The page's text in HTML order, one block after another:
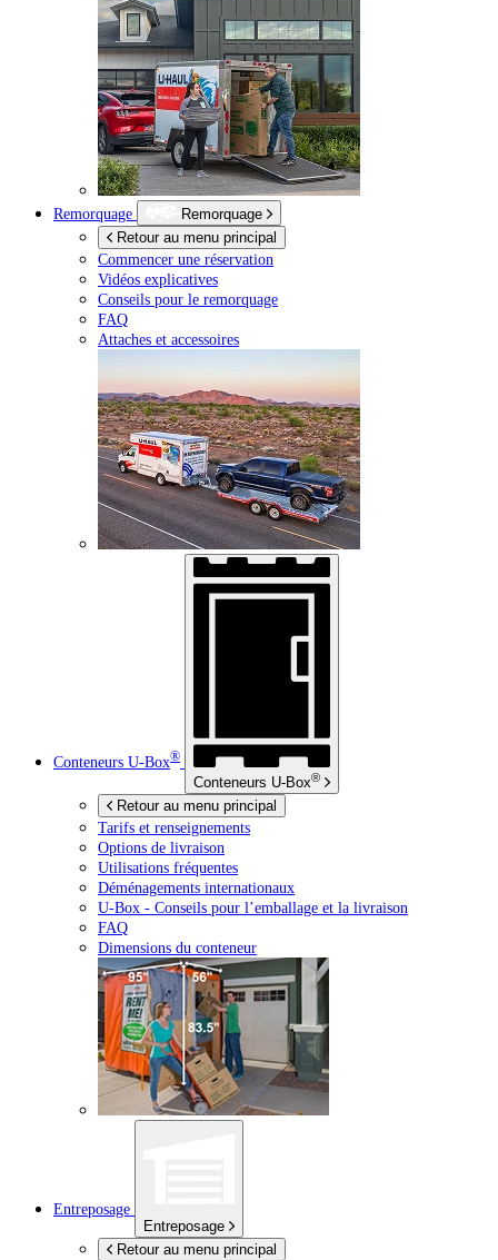
Remorquage
Remorquage
Retour au menu principal
Commencer une réservation
Vidéos explicatives
Conseils pour le remorquage
FAQ
Attaches et accessoires
Conteneurs U-Box®
Conteneurs U-Box®
Retour au menu principal
Tarifs et renseignements
Options de livraison
Utilisations fréquentes
Déménagements internationaux
U-Box - Conseils pour l’emballage et la livraison
FAQ
Dimensions du conteneur
Entreposage
Entreposage
Retour au menu principal